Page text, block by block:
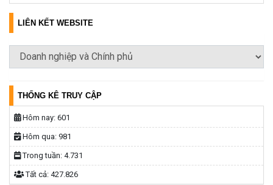
LIÊN KẾT WEBSITE
THỐNG KÊ TRUY CẬP
Hôm nay: 601
Hôm qua: 981
Trong tuần: 4.731
Tất cả: 427.826